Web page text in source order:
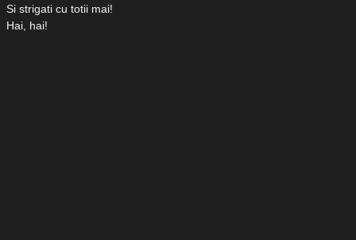
Si strigati cu totii mai!
Hai, hai!